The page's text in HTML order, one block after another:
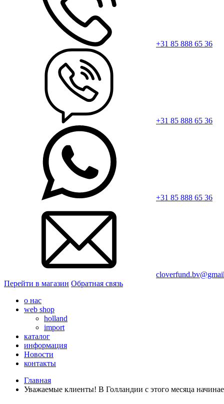
+31 85 888 65 36
+31 85 888 65 36
+31 85 888 65 36
Перейти в магазин Обратная связь
о нас
web shop
holland
import
каталог
информация
Новости
контакты
Главная
Уважаемые клиенты! В Голландии с этого месяца